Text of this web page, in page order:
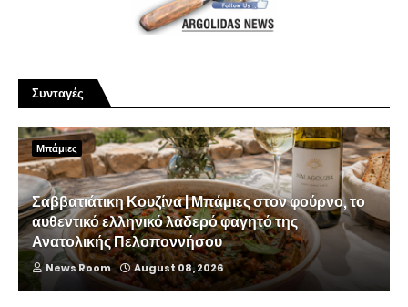
Συνταγές
Μπάμιες
Σαββατιάτικη Κουζίνα | Μπάμιες στον φούρνο, το
αυθεντικό ελληνικό λαδερό φαγητό της
Ανατολικής Πελοποννήσου
News Room August 08, 2026